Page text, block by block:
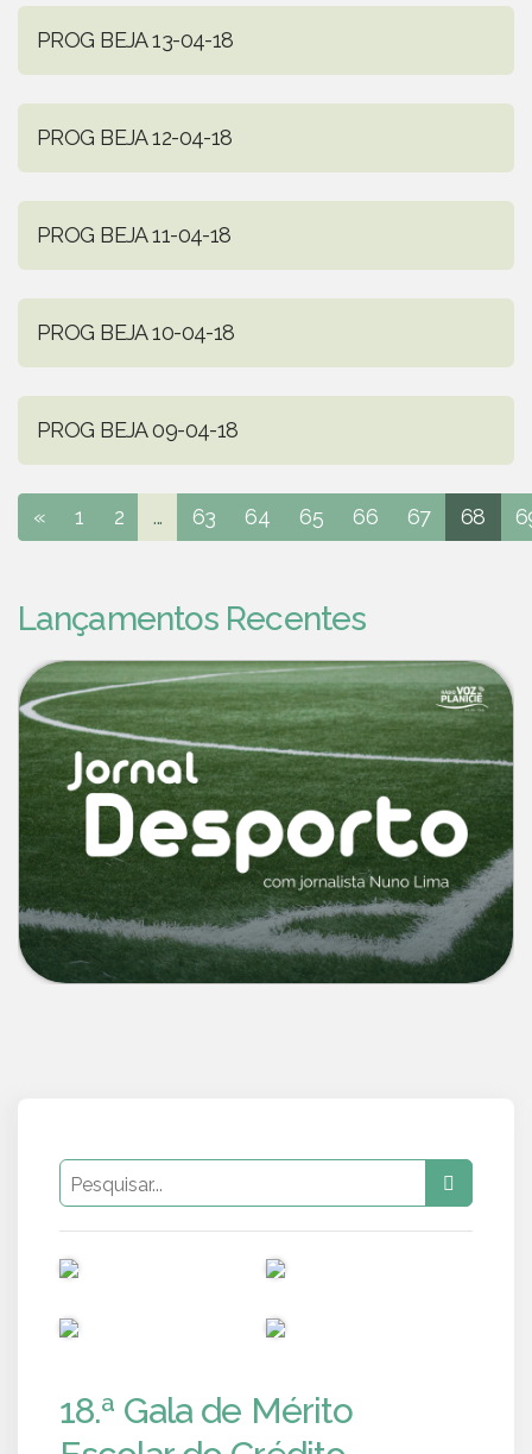
PROG BEJA 13-04-18
PROG BEJA 12-04-18
PROG BEJA 11-04-18
PROG BEJA 10-04-18
PROG BEJA 09-04-18
« 1 2 ... 63 64 65 66 67 68
Lançamentos Recentes
18.ª Gala de Mérito